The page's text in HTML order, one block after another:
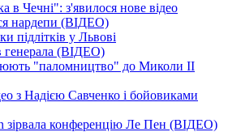
в Чечні": з'явилося нове відео
нардепи (ВІДЕО)
підлітків у Львові
(ВІДЕО)
"паломництво" до Миколи ІІ
з Надією Савченко і бойовиками
зірвала конференцію Ле Пен (ВІДЕО)